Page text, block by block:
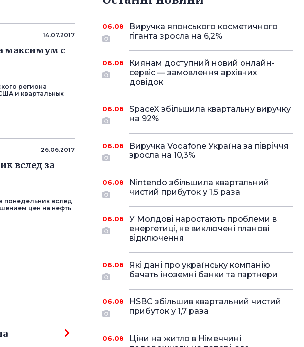
14.07.2017
максимум с
региона
и квартальных
26.06.2017
вслед за
понедельник вслед
цен на нефть
06.08
Виручка японського косметичного
гіганта зросла на 6,2%
06.08
Киянам доступний новий онлайн-
сервіс — замовлення архівних
довідок
06.08
SpaceX збільшила квартальну виручку
на 92%
06.08
Виручка Vodafone Україна за півріччя
зросла на 10,3%
06.08
Nintendo збільшила квартальний
чистий прибуток у 1,5 раза
06.08
У Молдові наростають проблеми в
енергетиці, не виключені планові
відключення
06.08
Які дані про українську компанію
бачать іноземні банки та партнери
06.08
HSBC збільшив квартальний чистий
прибуток у 1,7 раза
06.08
Ціни на житло в Німеччині